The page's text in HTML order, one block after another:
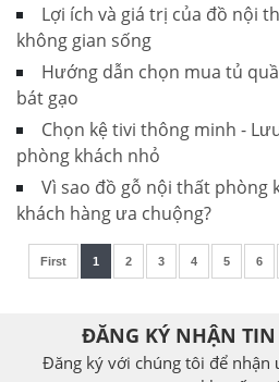
Lợi ích và giá trị của đồ nội
không gian sống
Hướng dẫn chọn mua tủ
bát gạo
Chọn kệ tivi thông minh -
phòng khách nhỏ
Vì sao đồ gỗ nội thất phòng
khách hàng ưa chuộng?
First 1 2 3 4 5 6
ĐĂNG KÝ NHẬN
Đăng ký với chúng tôi để